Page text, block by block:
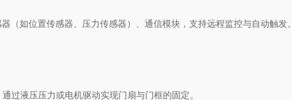
（如位置传感器、压力传感器）、通信模块，支持远程监控与自动触发。
过液压压力或电机驱动实现门扇与门框的固定。